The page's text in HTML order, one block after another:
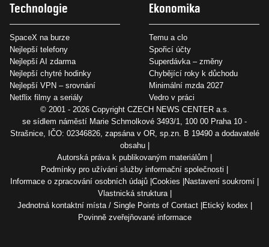
Technologie
SpaceX na burze
Nejlepší telefony
Nejlepší AI zdarma
Nejlepší chytré hodinky
Nejlepší VPN – srovnání
Netflix filmy a seriály
Ekonomika
Temu a clo
Spořicí účty
Superdávka – změny
Chybějící roky k důchodu
Minimální mzda 2027
Vedro v práci
© 2001 - 2026 Copyright CZECH NEWS CENTER a.s.
se sídlem náměstí Marie Schmolkové 3493/1, 100 00 Praha 10 -
Strašnice, IČO: 02346826, zapsána v OR, sp.zn. B 19490 a dodavatelé
obsahu
Autorská práva k publikovaným materiálům
Podmínky pro užívání služby informační společnosti
Informace o zpracování osobních údajů Cookies
Nastavení soukromí
Vlastnická struktura
Jednotná kontaktní místa / Single Points of Contact
Etický kodex
Povinně zveřejňované informace